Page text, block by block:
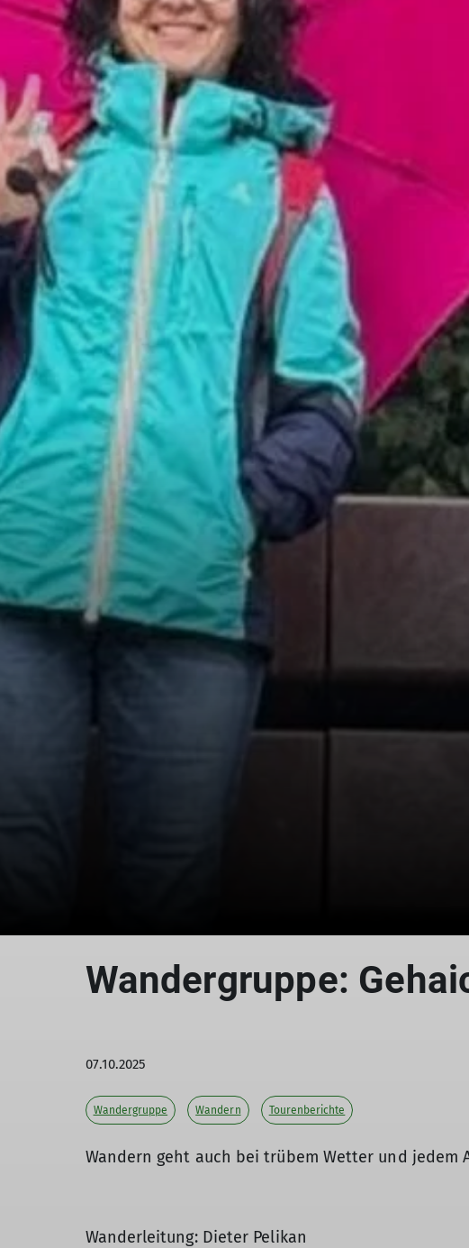
Wandergruppe:
07.10.2025
Wandergruppe Wandern Tourenberichte
Wandern geht auch bei trübem Wetter und jedem
Wanderleitung: Dieter Pelikan